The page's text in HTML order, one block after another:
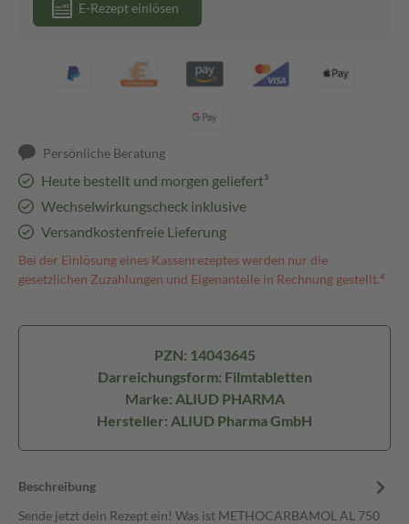
E-Rezept einlösen
Persönliche Beratung
Heute bestellt und morgen geliefert³
Wechselwirkungscheck inklusive
Versandkostenfreie Lieferung
Bei der Einlösung eines Kassenrezeptes werden nur die
gesetzlichen Zuzahlungen und Eigenanteile in Rechnung gestellt.⁴
PZN: 14043645
Darreichungsform: Filmtabletten
Marke: ALIUD PHARMA
Hersteller: ALIUD Pharma GmbH
Beschreibung
Sende jetzt dein Rezept ein! Was ist METHOCARBAMOL AL 750